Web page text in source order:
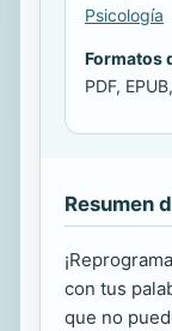
Psicología
Formatos
PDF,
Resumen
con tus
que no